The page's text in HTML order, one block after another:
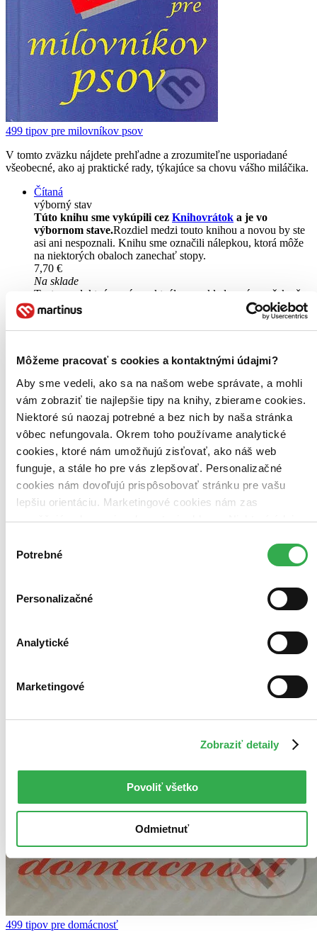
Môžeme pracovať s cookies a kontaktnými údajmi?
Aby sme vedeli, ako sa na našom webe správate, a mohli
vám zobraziť tie najlepšie tipy na knihy, zbierame cookies.
Niektoré sú naozaj potrebné a bez nich by naša stránka
vôbec nefungovala. Okrem toho používame analytické
cookies, ktoré nám umožňujú zisťovať, ako náš web
funguje, a stále ho pre vás zlepšovať. Personalizačné
cookies nám dovoľujú prispôsobovať stránku pre vašu
lepšiu orientáciu. Marketingové cookies nám zas
umožňujú zobrazenie relevantnej reklamy. Niektoré údaje
keby sme mohli používať všetky tieto cookies. Ďakujeme!
súhlasu
Potrebné
Personalizačné
Analytické
Marketingové
Zobraziť detaily
Povoliť všetko
Odmietnuť
499 tipov pre milovníkov psov
V tomto zväzku nájdete prehľadne a zrozumiteľne usporiadané
všeobecné, ako aj praktické rady, týkajúce sa chovu vášho miláčika.
Čítaná
výborný stav
Túto knihu sme vykúpili cez Knihovrátok a je vo
výbornom stave.Rozdiel medzi touto knihou a novou by ste
asi ani nespoznali. Knihu sme označili nálepkou, ktorá môže
na niektorých obaloch zanechať stopy.
7,70 €
Na sklade
Tento produkt síce máme aktuálne na sklade, máme však už
iba posledné kusy a ďalšie už nemá ani distribútor, preto je
možné, že bude onedlho úplne vypredaný. Ak ho chcete mať,
ponáhľajte sa!
499 tipov pre domácnosť